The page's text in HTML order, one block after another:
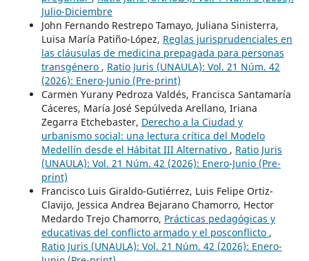
Julio-Diciembre
John Fernando Restrepo Tamayo, Juliana Sinisterra,
Luisa María Patiño-López, Reglas jurisprudenciales en
las cláusulas de medicina prepagada para personas
transgénero , Ratio Juris (UNAULA): Vol. 21 Núm. 42
(2026): Enero-Junio (Pre-print)
Carmen Yurany Pedroza Valdés, Francisca Santamaría
Cáceres, María José Sepúlveda Arellano, Iriana
Zegarra Etchebaster, Derecho a la Ciudad y
urbanismo social: una lectura crítica del Modelo
Medellín desde el Hábitat III Alternativo , Ratio Juris
(UNAULA): Vol. 21 Núm. 42 (2026): Enero-Junio (Pre-
print)
Francisco Luis Giraldo-Gutiérrez, Luis Felipe Ortiz-
Clavijo, Jessica Andrea Bejarano Chamorro, Hector
Medardo Trejo Chamorro, Prácticas pedagógicas y
educativas del conflicto armado y el posconflicto ,
Ratio Juris (UNAULA): Vol. 21 Núm. 42 (2026): Enero-